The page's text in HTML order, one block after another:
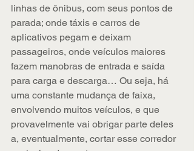
linhas de ônibus, com seus pontos de
parada; onde táxis e carros de
aplicativos pegam e deixam
passageiros, onde veículos maiores
fazem manobras de entrada e saída
para carga e descarga… Ou seja, há
uma constante mudança de faixa,
envolvendo muitos veículos, e que
provavelmente vai obrigar parte deles
a, eventualmente, cortar esse corredor